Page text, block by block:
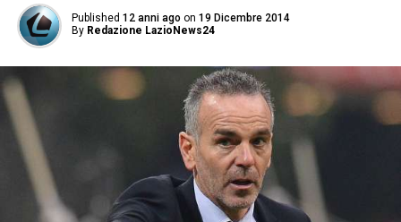
Published 12 anni ago on 19 Dicembre 2014
By Redazione LazioNews24